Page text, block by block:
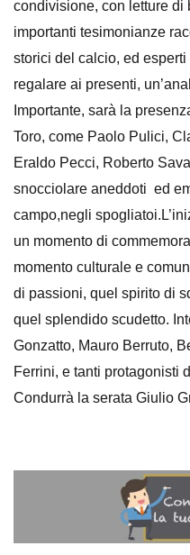
condivisione, con letture di
importanti tesimonianze
storici del calcio, ed
regalare ai presenti,
Importante, sarà la
Toro, come Paolo Pulici,
Eraldo Pecci, Roberto
snocciolare aneddoti ed
campo,negli
un momento di
momento culturale e
di passioni, quel spirito di
quel splendido scudetto.
Gonzatto, Mauro Berruto,
Ferrini, e tanti protagonisti
Condurrà la serata Giulio